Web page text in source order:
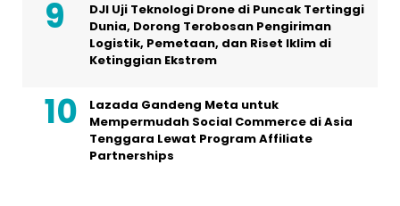
DJI Uji Teknologi Drone di Puncak Tertinggi
Dunia, Dorong Terobosan Pengiriman
Logistik, Pemetaan, dan Riset Iklim di
Ketinggian Ekstrem
Lazada Gandeng Meta untuk
Mempermudah Social Commerce di Asia
Tenggara Lewat Program Affiliate
Partnerships